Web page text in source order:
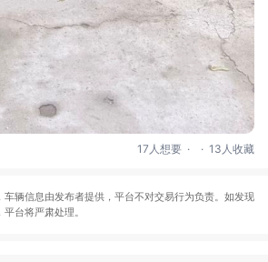
17人想要 . . 13人收藏
辆信息由发布者提供，平台不对交易行为负责。如发现
台将严肃处理。